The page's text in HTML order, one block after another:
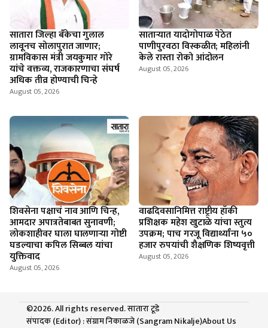
सातारा जिल्हा बँकेचा गुलाल
लावूनच सोलापुरात जाणार;
ग्रामविकास मंत्री जयकुमार गोरे
यांचे वक्तव्य, राजकारणाचा संघर्ष
अधिक तीव्र होण्याची चिन्हे
August 05, 2026
सातार्‍यात यादोगोपाळ पेठेत
पाणीपुरवठा विस्कळीत; महिलांनी
केले रास्ता रोको आंदोलन
August 05, 2026
शिवसेना पक्षाचं नाव आणि चिन्ह,
आमदार अपात्रतेबाबत सुनावणी;
लोकशाहीवर घाला घालणाऱ्या गोष्टी
घडल्याचा कपिल सिब्बल यांचा
युक्तिवाद
August 05, 2026
वाढदिवसानिमित्त राष्ट्रीय हॉकी
प्रशिक्षक महेश खुटाळे यांचा स्तुत्य
उपक्रम; पाच गरजू विद्यार्थ्यांना ५०
हजार रुपयांची शैक्षणिक शिष्यवृत्ती
August 05, 2026
©2026. All rights reserved. सातारा टूडे
संपादक (Editor) : संग्राम निकाळजे (Sangram Nikalje)About Us